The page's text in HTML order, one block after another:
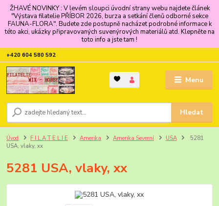
ŽHAVÉ NOVINKY : V levém sloupci úvodní strany webu najdete článek
"Výstava filatelie PŘÍBOR 2026, burza a setkání členů odborné sekce
FAUNA-FLORA". Budete zde postupně nacházet podrobné informace k
této akci, ukázky připravovaných suvenýrových materiálů atd. Klepněte na
toto info a jste tam !
Menu
Hledat
+420 604 580 592
Úvod F I L A T E L I E Amerika Amerika Severní USA
5281
USA, vlaky, xx
5281 USA, vlaky, xx